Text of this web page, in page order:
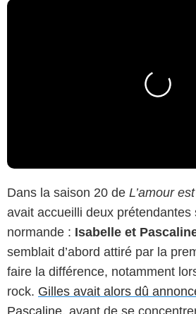
Dans la saison 20 de L’amour
avait accueilli deux prétendantes
normande : Isabelle et
semblait d’abord attiré par la
faire la différence, notamment
rock. Gilles avait alors dû
Pascaline, avant de se